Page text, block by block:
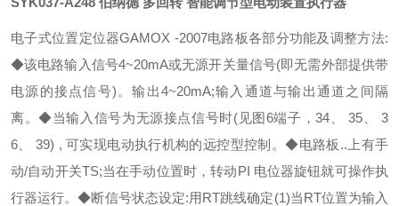
电子式位置定位器GAMOX -2007电路板各部分功能及调整方法:
◆该电路输入信号4~20mA或无源开关量信号(即无需外部提供带
电源的接点信号)。输出4~20mA;输入通道与输出通道之间隔
离。◆当输入信号为无源接点信号时(见图6端子，34、 35、 3
6、 39) , 可实现电动执行机构的远控型控制。◆电路板..上有手
动/自动开关TS;当在手动位置时，转动PI 电位器旋钮就可操作执
行器运行。◆断信号状态设定:用RT跳线确定(1)当RT位置为输入